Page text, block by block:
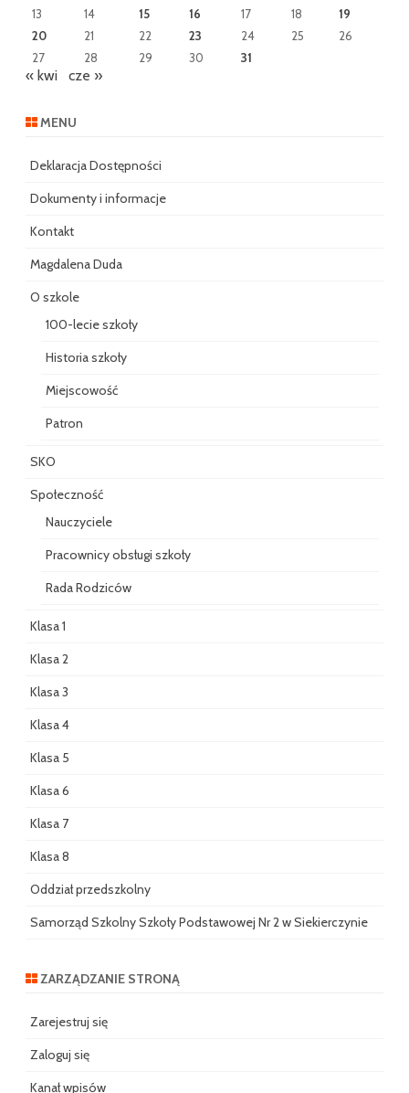
13
14 15 16 17 18
19
20
21 22 23 24 25
26
27
28 29 30 31
« kwi cze »
MENU
Deklaracja Dostępności
Dokumenty i informacje
Kontakt
Magdalena Duda
O szkole
100-lecie szkoły
Historia szkoły
Miejscowość
Patron
SKO
Społeczność
Nauczyciele
Pracownicy obsługi szkoły
Rada Rodziców
Klasa 1
Klasa 2
Klasa 3
Klasa 4
Klasa 5
Klasa 6
Klasa 7
Klasa 8
Oddział przedszkolny
Samorząd Szkolny Szkoły Podstawowej Nr 2 w Siekierczynie
ZARZĄDZANIE STRONĄ
Zarejestruj się
Zaloguj się
Kanał wpisów